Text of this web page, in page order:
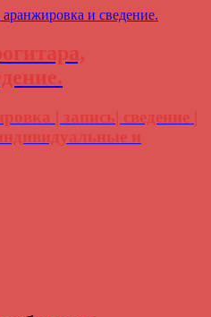
| запись| сведение |
и